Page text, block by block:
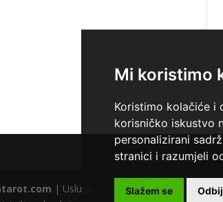
Mi koristimo
Koristimo kolačiće i
korisničko iskustvo
personalizirani
stranici i razumjeli
Slažem se
| Usluge smiju koristiti osobe starije